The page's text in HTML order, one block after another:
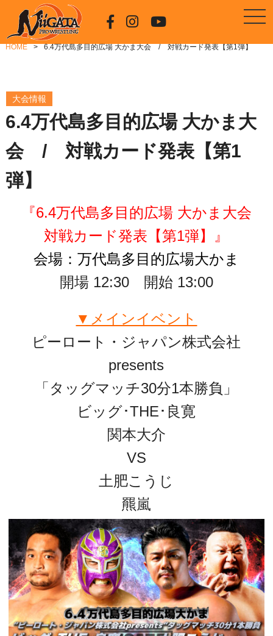
HOME 6.4万代島多目的広場 大かま大会 / 対戦カード発表【第1弾】
大会情報
6.4万代島多目的広場 大かま大
会 / 対戦カード発表【第1
弾】
『6.4万代島多目的広場 大かま大会
対戦カード発表【第1弾】』
会場：万代島多目的広場大かま
開場 12:30 開始 13:00
▼メインイベント
ピーロート・ジャパン株式会社
presents
「タッグマッチ30分1本勝負」
ビッグ･THE･良寛
関本大介
VS
土肥こうじ
羆嵐